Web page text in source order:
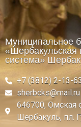
Муниципальное
«Шербакульская
система»
+7 (3812) 2-13-63
sherbcks@mail.ru
646700, Омская
Шербакуль, пл.